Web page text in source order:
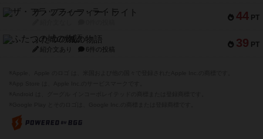
44 PT
ザ・フラッフィー・ライト
39 PT
ふたつの城の物語
紹介文あり 6件の投稿